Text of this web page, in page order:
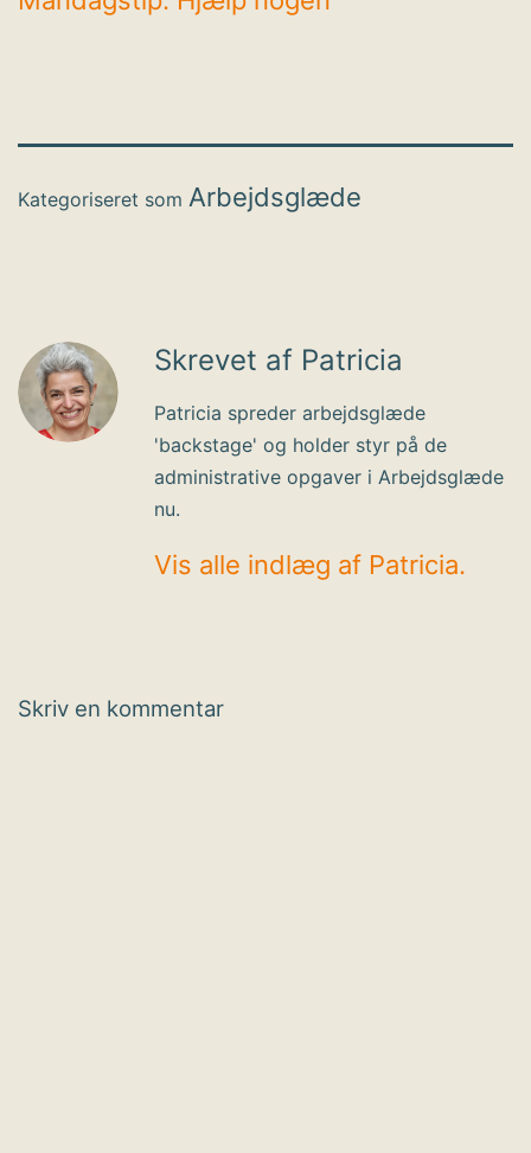
Kategoriseret som Arbejdsglæde
Skrevet af Patricia
Patricia spreder arbejdsglæde
'backstage' og holder styr på de
administrative opgaver i Arbejdsglæde
nu.
Vis alle indlæg af Patricia.
Skriv en kommentar